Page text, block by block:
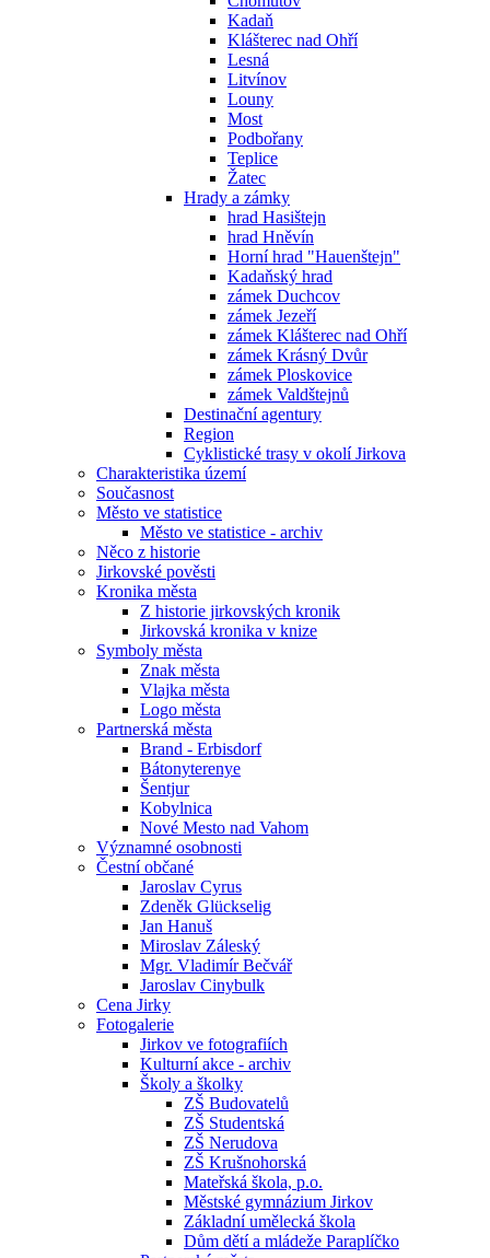
Kadaň
Klášterec nad Ohří
Lesná
Litvínov
Louny
Most
Podbořany
Teplice
Žatec
Hrady a zámky
hrad Hasištejn
hrad Hněvín
Horní hrad "Hauenštejn"
Kadaňský hrad
zámek Duchcov
zámek Jezeří
zámek Klášterec nad Ohří
zámek Krásný Dvůr
zámek Ploskovice
zámek Valdštejnů
Destinační agentury
Region
Cyklistické trasy v okolí Jirkova
Charakteristika území
Současnost
Město ve statistice
Město ve statistice - archiv
Něco z historie
Jirkovské pověsti
Kronika města
Z historie jirkovských kronik
Jirkovská kronika v knize
Symboly města
Znak města
Vlajka města
Logo města
Partnerská města
Brand - Erbisdorf
Bátonyterenye
Šentjur
Kobylnica
Nové Mesto nad Vahom
Významné osobnosti
Čestní občané
Jaroslav Cyrus
Zdeněk Glückselig
Jan Hanuš
Miroslav Záleský
Mgr. Vladimír Bečvář
Jaroslav Cinybulk
Cena Jirky
Fotogalerie
Jirkov ve fotografiích
Kulturní akce - archiv
Školy a školky
ZŠ Budovatelů
ZŠ Studentská
ZŠ Nerudova
ZŠ Krušnohorská
Mateřská škola, p.o.
Městské gymnázium Jirkov
Základní umělecká škola
Dům dětí a mládeže Paraplíčko